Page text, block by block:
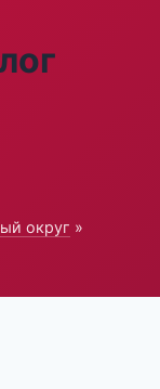
округ »